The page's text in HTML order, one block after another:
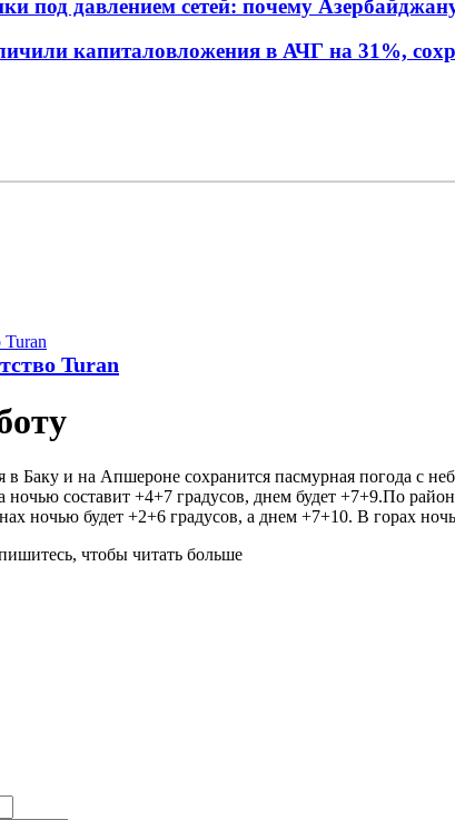
под давлением сетей: почему
капиталовложения в АЧГ на 31%,
Turan
в Баку и на Апшероне сохранится пасмурная погода с
ночью составит +4+7 градусов, днем будет +7+9.По
ночью будет +2+6 градусов, а днем +7+10. В горах
чтобы читать больше